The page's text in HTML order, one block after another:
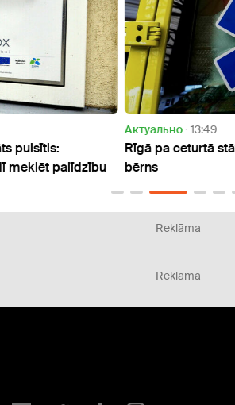
13:49
Rīgā pa ceturtā stāva logu
bērns
Reklāma
Reklāma